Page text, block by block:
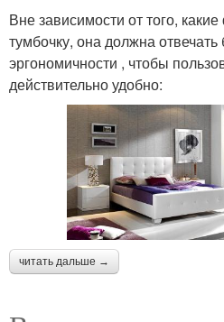
Вне зависимости от того,
тумбочку, она должна
эргономичности , чтобы
действительно удобно:
читать дальше →